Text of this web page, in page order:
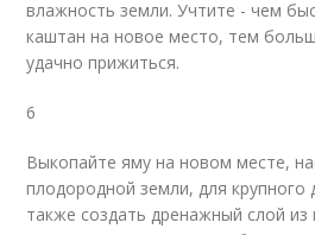
влажность земли. Учтите - чем
каштан на новое место, тем
удачно прижиться.
6
Выкопайте яму на новом месте,
плодородной земли, для крупного
также создать дренажный слой